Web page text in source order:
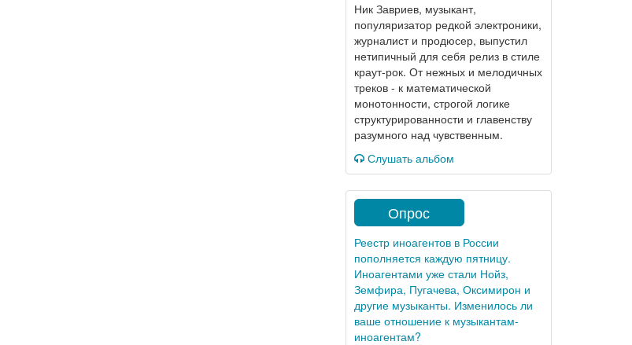
Ник Завриев, музыкант,
популяризатор редкой электроники,
журналист и продюсер, выпустил
нетипичный для себя релиз в стиле
краут-рок. От нежных и мелодичных
треков - к математической
монотонности, строгой логике
структурированности и главенству
разумного над чувственным.
Слушать альбом
Опрос
Реестр иноагентов в России
пополняется каждую пятницу.
Иноагентами уже стали Нойз,
Земфира, Пугачева, Оксимирон и
другие музыканты. Изменилось ли
ваше отношение к музыкантам-
иноагентам?